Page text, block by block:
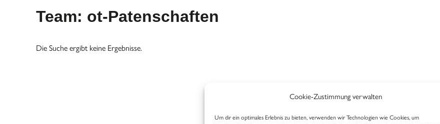
Cookie-Zustimmung verwalten
Um dir ein optimales Erlebnis zu bieten, verwenden wir Technologien wie Cookies, um
Team: ot-Patenschaften
Die Suche ergibt keine Ergebnisse.